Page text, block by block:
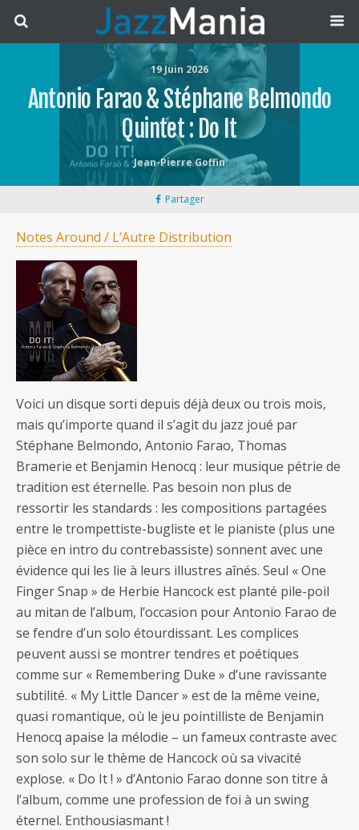
19 Juin 2026
Antonio Farao & Stéphane Belmondo
Quintet : Do It
Jean-Pierre Goffin
Partager
Notes Around / L’Autre Distribution
Voici un disque sorti depuis déjà deux ou trois mois,
mais qu’importe quand il s’agit du jazz joué par
Stéphane Belmondo, Antonio Farao, Thomas
Bramerie et Benjamin Henocq : leur musique pétrie de
tradition est éternelle. Pas besoin non plus de
ressortir les standards : les compositions partagées
entre le trompettiste-bugliste et le pianiste (plus une
pièce en intro du contrebassiste) sonnent avec une
évidence qui les lie à leurs illustres aînés. Seul « One
Finger Snap » de Herbie Hancock est planté pile-poil
au mitan de l’album, l’occasion pour Antonio Farao de
se fendre d’un solo étourdissant. Les complices
peuvent aussi se montrer tendres et poétiques
comme sur « Remembering Duke » d’une ravissante
subtilité. « My Little Dancer » est de la même veine,
quasi romantique, où le jeu pointilliste de Benjamin
Henocq apaise la mélodie – un fameux contraste avec
son solo sur le thème de Hancock où sa vivacité
explose. « Do It ! » d’Antonio Farao donne son titre à
l’album, comme une profession de foi à un swing
éternel. Enthousiasmant !